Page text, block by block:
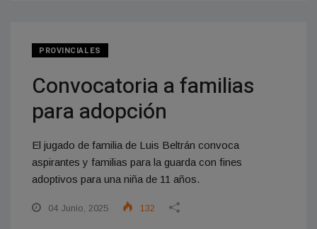
PROVINCIALES
Convocatoria a familias
para adopción
El jugado de familia de Luis Beltrán convoca
aspirantes y familias para la guarda con fines
adoptivos para una niña de 11 años.
04 Junio, 2025 132